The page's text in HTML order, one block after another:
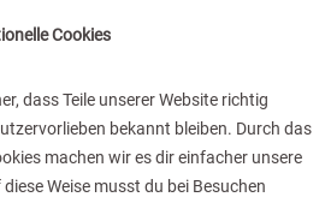
Cookies
dass Teile unserer Website richtig
bekannt bleiben. Durch das
machen wir es dir einfacher unsere
Weise musst du bei Besuchen